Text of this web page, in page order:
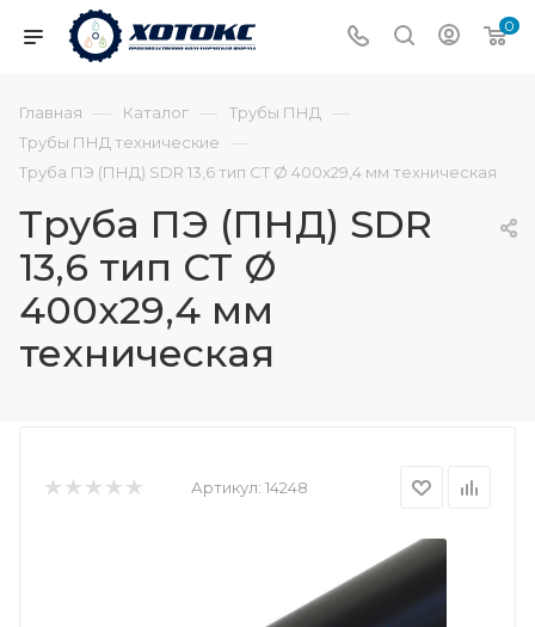
0
Главная — Каталог — Трубы ПНД —
Трубы ПНД технические —
Труба ПЭ (ПНД) SDR 13,6 тип СТ Ø 400х29,4 мм техническая
Труба ПЭ (ПНД) SDR
13,6 тип СТ Ø
400х29,4 мм
техническая
Артикул: 14248